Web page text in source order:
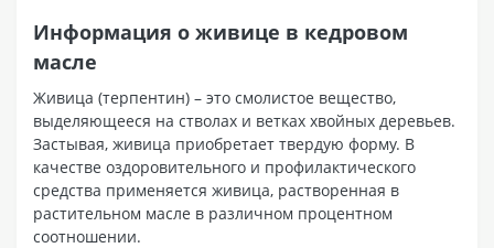
Информация о живице в кедровом
масле
Живица (терпентин) – это смолистое вещество,
выделяющееся на стволах и ветках хвойных деревьев.
Застывая, живица приобретает твердую форму. В
качестве оздоровительного и профилактического
средства применяется живица, растворенная в
растительном масле в различном процентном
соотношении.